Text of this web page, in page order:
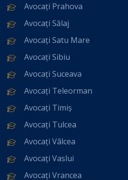
Avocați Prahova
Avocați Sălaj
Avocați Satu Mare
Avocați Sibiu
Avocați Suceava
Avocați Teleorman
Avocați Timiș
Avocați Tulcea
Avocați Vâlcea
Avocați Vaslui
Avocați Vrancea